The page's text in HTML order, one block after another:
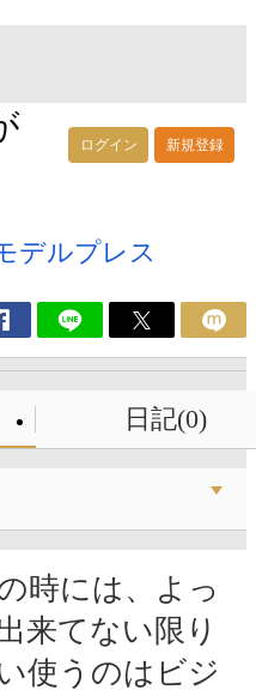
ログイン 新規登録
デルプレス
日記(0)
時には、よっ
来てない限り
使うのはビジ